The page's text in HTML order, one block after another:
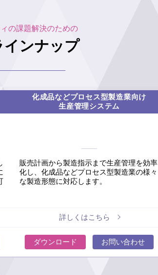
の課題解決のための
ンナップ
化成品などプロセス型製造業向け
生産管理システム
販売計画から製造指示まで生産管理を効率
化し、化成品などプロセス型製造業の様々
な製造形態に対応します。
詳しくはこちら
ダウンロード お問い合わせ